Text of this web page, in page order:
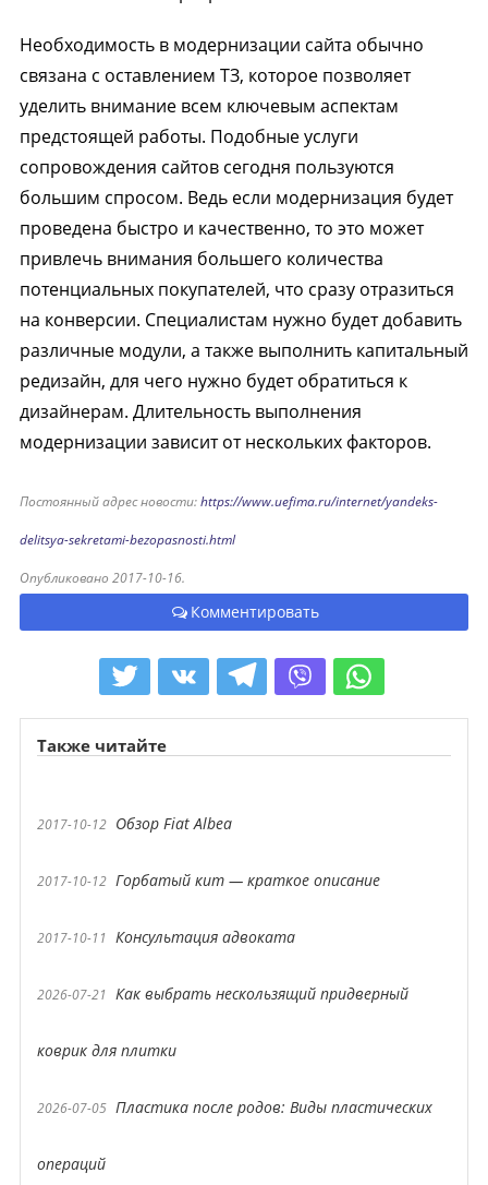
Необходимость в модернизации сайта обычно
связана с оставлением ТЗ, которое позволяет
уделить внимание всем ключевым аспектам
предстоящей работы. Подобные услуги
сопровождения сайтов сегодня пользуются
большим спросом. Ведь если модернизация будет
проведена быстро и качественно, то это может
привлечь внимания большего количества
потенциальных покупателей, что сразу отразиться
на конверсии. Специалистам нужно будет добавить
различные модули, а также выполнить капитальный
редизайн, для чего нужно будет обратиться к
дизайнерам. Длительность выполнения
модернизации зависит от нескольких факторов.
Постоянный адрес новости:https://www.uefima.ru/internet/yandeks-
delitsya-sekretami-bezopasnosti.html
Опубликовано 2017-10-16.
Комментировать
Также читайте
2017-10-12 Обзор Fiat Albea
2017-10-12 Горбатый кит — краткое описание
2017-10-11 Консультация адвоката
2026-07-21 Как выбрать нескользящий придверный
коврик для плитки
2026-07-05 Пластика после родов: Виды пластических
операций